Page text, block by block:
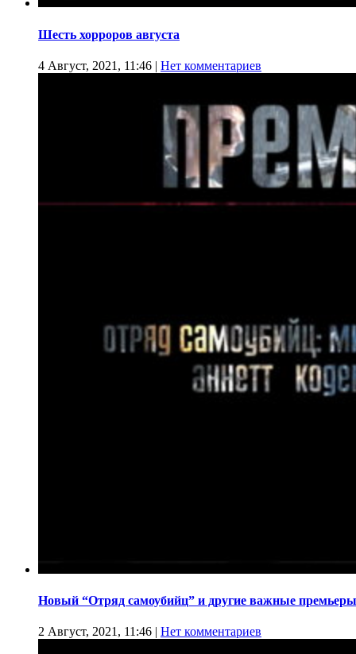
Шесть хорроров августа
4 Август, 2021, 11:46 | Нет комментариев
Новый “Отряд самоубийц” и другие важные премьеры
2 Август, 2021, 11:46 | Нет комментариев